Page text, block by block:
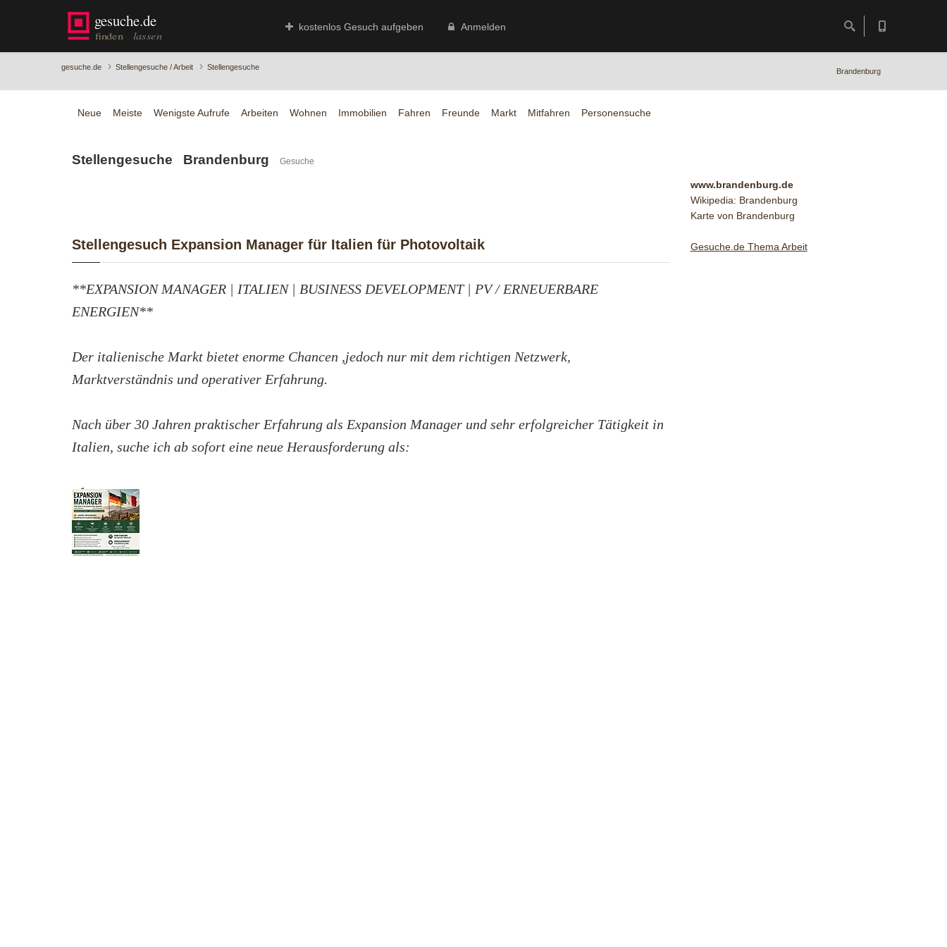
kostenlos Gesuch aufgeben Anmelden
gesuche.de › Stellengesuche / Arbeit › Stellengesuche Brandenburg
Neue Meiste Wenigste Aufrufe Arbeiten Wohnen Immobilien Fahren Freunde Markt Mitfahren Personensuche
Stellengesuche Brandenburg Gesuche
Stellengesuch Expansion Manager für Italien für Photovoltaik
**EXPANSION MANAGER | ITALIEN | BUSINESS DEVELOPMENT | PV / ERNEUERBARE
ENERGIEN**
Der italienische Markt bietet enorme Chancen ,jedoch nur mit dem richtigen Netzwerk,
Marktverständnis und operativer Erfahrung.
Nach über 30 Jahren praktischer Erfahrung als Expansion Manager und sehr erfolgreicher Tätigkeit in
Italien, suche ich ab sofort eine neue Herausforderung als:
✔ ...
www.brandenburg.de
Wikipedia: Brandenburg
Karte von Brandenburg
Gesuche.de Thema Arbeit